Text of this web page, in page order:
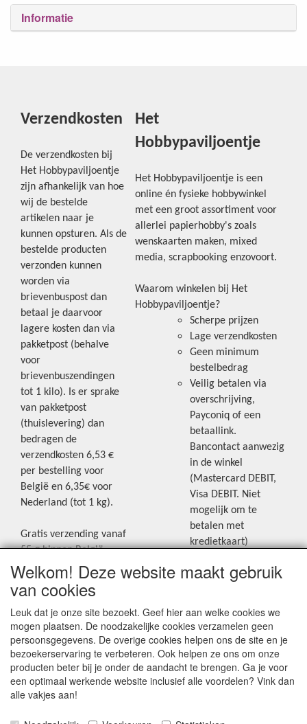
Informatie
Verzendkosten
De verzendkosten bij
Het Hobbypaviljoentje
zijn afhankelijk van hoe
wij de bestelde
artikelen naar je
kunnen opsturen. Als de
bestelde producten
verzonden kunnen
worden via
brievenbuspost dan
betaal je daarvoor
lagere kosten dan via
pakketpost (behalve
voor
brievenbuszendingen
tot 1 kilo). Is er sprake
van pakketpost
(thuislevering) dan
bedragen de
verzendkosten 6,53 €
per bestelling voor
België en 6,35€ voor
Nederland (tot 1 kg).
Gratis verzending vanaf
55 € binnen België.
Gratis verzending vanaf
65 € naar Nederland.
Levering andere
landen: geen gratis
verzending, portkosten
worden aangerekend.
Zie voor een overzicht
van alle verzendkosten
Het
Hobbypaviljoentje
Het Hobbypaviljoentje is een
online én fysieke hobbywinkel
met een groot assortiment voor
allerlei papierhobby's zoals
wenskaarten maken, mixed
media, scrapbooking enzovoort.
Waarom winkelen bij Het
Hobbypaviljoentje?
Scherpe prijzen
Lage verzendkosten
Geen minimum
bestelbedrag
Veilig betalen via
overschrijving,
Payconiq of een
betaallink.
Bancontact aanwezig
in de winkel
(Mastercard DEBIT,
Visa DEBIT. Niet
mogelijk om te
betalen met
kredietkaart)
Blijf op de hoogte van de laatste
onze Facebookpagina.
Welkom! Deze website maakt gebruik
van cookies
Leuk dat je onze site bezoekt. Geef hier aan welke cookies we
mogen plaatsen. De noodzakelijke cookies verzamelen geen
persoonsgegevens. De overige cookies helpen ons de site en je
bezoekerservaring te verbeteren. Ook helpen ze ons om onze
producten beter bij je onder de aandacht te brengen. Ga je voor
een optimaal werkende website inclusief alle voordelen? Vink dan
alle vakjes aan!